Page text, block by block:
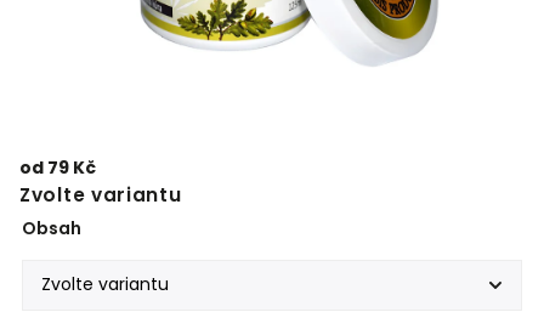
od 79 Kč
Zvolte variantu
Obsah